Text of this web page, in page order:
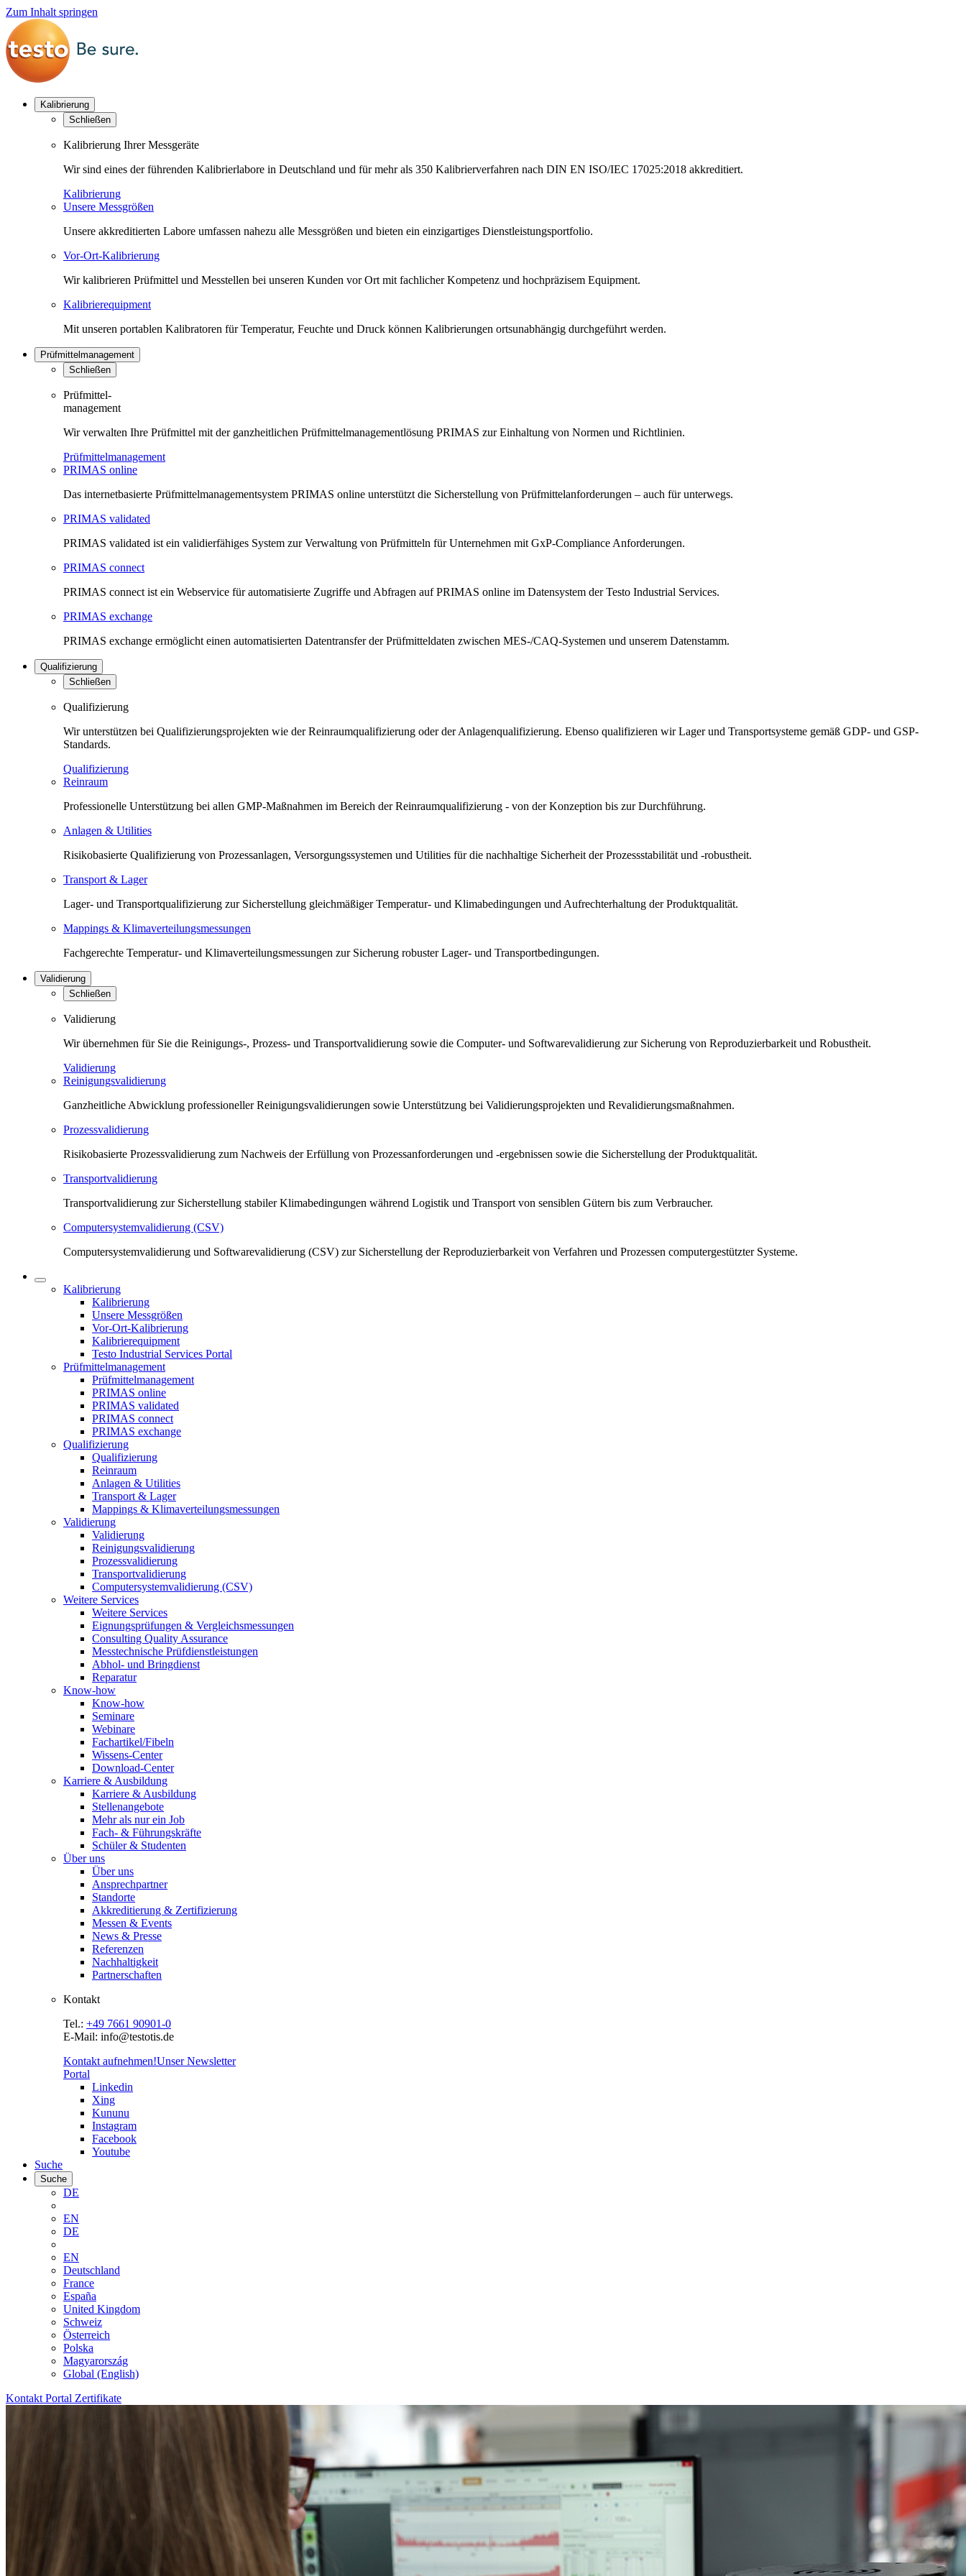
Zum Inhalt springen
Kalibrierung
Schließen
Kalibrierung Ihrer Messgeräte
Wir sind eines der führenden Kalibrierlabore in Deutschland und für mehr als 350 Kalibrierverfahren nach DIN EN ISO/IEC 17025:2018 akkreditiert.
Kalibrierung
Unsere Messgrößen
Unsere akkreditierten Labore umfassen nahezu alle Messgrößen und bieten ein einzigartiges Dienstleistungsportfolio.
Vor-Ort-Kalibrierung
Wir kalibrieren Prüfmittel und Messtellen bei unseren Kunden vor Ort mit fachlicher Kompetenz und hochpräzisem Equipment.
Kalibrierequipment
Mit unseren portablen Kalibratoren für Temperatur, Feuchte und Druck können Kalibrierungen ortsunabhängig durchgeführt werden.
Prüfmittelmanagement
Schließen
Prüfmittel-
management
Wir verwalten Ihre Prüfmittel mit der ganzheitlichen Prüfmittelmanagementlösung PRIMAS zur Einhaltung von Normen und Richtlinien.
Prüfmittelmanagement
PRIMAS online
Das internetbasierte Prüfmittelmanagementsystem PRIMAS online unterstützt die Sicherstellung von Prüfmittelanforderungen – auch für unterwegs.
PRIMAS validated
PRIMAS validated ist ein validierfähiges System zur Verwaltung von Prüfmitteln für Unternehmen mit GxP-Compliance Anforderungen.
PRIMAS connect
PRIMAS connect ist ein Webservice für automatisierte Zugriffe und Abfragen auf PRIMAS online im Datensystem der Testo Industrial Services.
PRIMAS exchange
PRIMAS exchange ermöglicht einen automatisierten Datentransfer der Prüfmitteldaten zwischen MES-/CAQ-Systemen und unserem Datenstamm.
Qualifizierung
Schließen
Qualifizierung
Wir unterstützen bei Qualifizierungsprojekten wie der Reinraumqualifizierung oder der Anlagenqualifizierung. Ebenso qualifizieren wir Lager und Transportsysteme gemäß GDP- und GSP-
Standards.
Qualifizierung
Reinraum
Professionelle Unterstützung bei allen GMP-Maßnahmen im Bereich der Reinraumqualifizierung - von der Konzeption bis zur Durchführung.
Anlagen & Utilities
Risikobasierte Qualifizierung von Prozessanlagen, Versorgungssystemen und Utilities für die nachhaltige Sicherheit der Prozessstabilität und -robustheit.
Transport & Lager
Lager- und Transportqualifizierung zur Sicherstellung gleichmäßiger Temperatur- und Klimabedingungen und Aufrechterhaltung der Produktqualität.
Mappings & Klimaverteilungsmessungen
Fachgerechte Temperatur- und Klimaverteilungsmessungen zur Sicherung robuster Lager- und Transportbedingungen.
Validierung
Schließen
Validierung
Wir übernehmen für Sie die Reinigungs-, Prozess- und Transportvalidierung sowie die Computer- und Softwarevalidierung zur Sicherung von Reproduzierbarkeit und Robustheit.
Validierung
Reinigungsvalidierung
Ganzheitliche Abwicklung professioneller Reinigungsvalidierungen sowie Unterstützung bei Validierungsprojekten und Revalidierungsmaßnahmen.
Prozessvalidierung
Risikobasierte Prozessvalidierung zum Nachweis der Erfüllung von Prozessanforderungen und -ergebnissen sowie die Sicherstellung der Produktqualität.
Transportvalidierung
Transportvalidierung zur Sicherstellung stabiler Klimabedingungen während Logistik und Transport von sensiblen Gütern bis zum Verbraucher.
Computersystemvalidierung (CSV)
Computersystemvalidierung und Softwarevalidierung (CSV) zur Sicherstellung der Reproduzierbarkeit von Verfahren und Prozessen computergestützter Systeme.
Kalibrierung
Kalibrierung
Unsere Messgrößen
Vor-Ort-Kalibrierung
Kalibrierequipment
Testo Industrial Services Portal
Prüfmittelmanagement
Prüfmittelmanagement
PRIMAS online
PRIMAS validated
PRIMAS connect
PRIMAS exchange
Qualifizierung
Qualifizierung
Reinraum
Anlagen & Utilities
Transport & Lager
Mappings & Klimaverteilungsmessungen
Validierung
Validierung
Reinigungsvalidierung
Prozessvalidierung
Transportvalidierung
Computersystemvalidierung (CSV)
Weitere Services
Weitere Services
Eignungsprüfungen & Vergleichsmessungen
Consulting Quality Assurance
Messtechnische Prüfdienstleistungen
Abhol- und Bringdienst
Reparatur
Know-how
Know-how
Seminare
Webinare
Fachartikel/Fibeln
Wissens-Center
Download-Center
Karriere & Ausbildung
Karriere & Ausbildung
Stellenangebote
Mehr als nur ein Job
Fach- & Führungskräfte
Schüler & Studenten
Über uns
Über uns
Ansprechpartner
Standorte
Akkreditierung & Zertifizierung
Messen & Events
News & Presse
Referenzen
Nachhaltigkeit
Partnerschaften
Kontakt
Tel.: +49 7661 90901-0
E-Mail: info@testotis.de
Kontakt aufnehmen!Unser Newsletter
Portal
Linkedin
Xing
Kununu
Instagram
Facebook
Youtube
Suche
Suche
DE
EN
DE
EN
Deutschland
France
España
United Kingdom
Schweiz
Österreich
Polska
Magyarország
Global (English)
Kontakt Portal Zertifikate